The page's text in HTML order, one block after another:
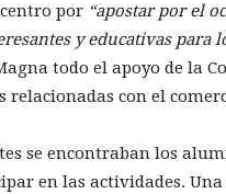
por “apostar por el
y educativas para
todo el apoyo de la
con el
se encontraban los
en las actividades.